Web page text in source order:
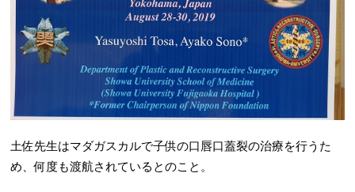
土佐先生はマダガスカルで子供の口唇口蓋裂の治療を行うた
め、何度も渡航されているとのこと。